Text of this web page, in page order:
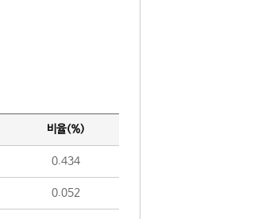
비율(%)
0.434
0.052